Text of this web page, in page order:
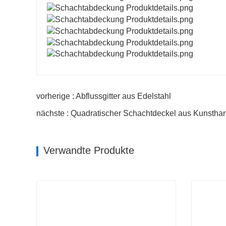
vorherige : Abflussgitter aus Edelstahl
nächste : Quadratischer Schachtdeckel aus
Verwandte Produkte